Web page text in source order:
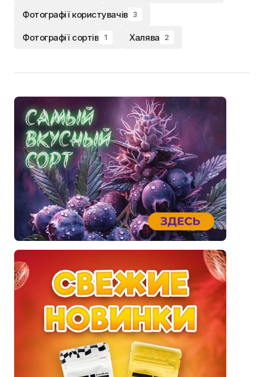
Фотографії користувачів 3
Фотографії сортів 1 Халява 2